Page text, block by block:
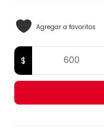
Agregar a favoritos